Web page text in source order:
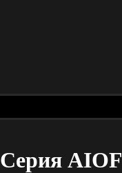
Серия AIOF